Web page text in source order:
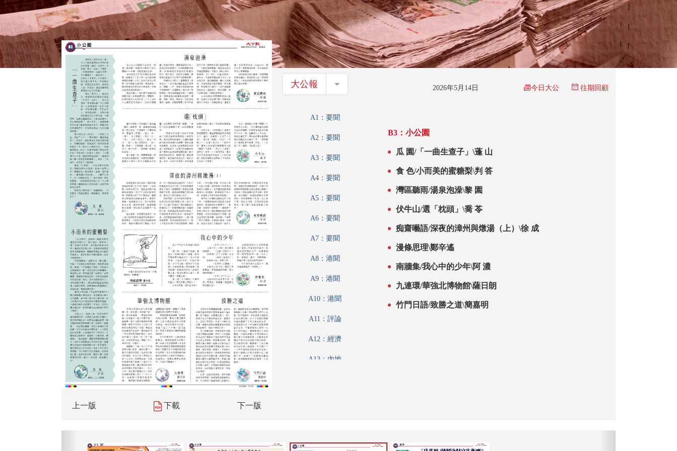
上一版 下載 下一版
大公報 大公報 2026年5月14日 今日大公 往期回顧
A1：要聞
A2：要聞
A3：要聞
A4：要聞
A5：要聞
A6：要聞
A7：要聞
A8：港聞
A9：港聞
A10：港聞
A11：評論
A12：經濟
A13：內地
B3：小公園
瓜 園/「一曲生查子」\蓬 山
食 色/小而美的蜜糖梨\判 答
灣區聽雨/湯泉泡澡\黎 園
伏牛山/選「枕頭」\喬 苓
痴齋囈語/深夜的漳州與燉湯（上）\徐 成
漫條思理\鄭辛遙
南牆集/我心中的少年\阿 濃
九連環/華強北博物館\薩日朗
竹門日語/致勝之道\簡嘉明